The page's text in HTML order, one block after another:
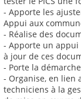
- Apporte les
Appui aux
- Réalise des
- Apporte un appui
à jour de ces
- Porte la
- Organise, en lien
techniciens à la